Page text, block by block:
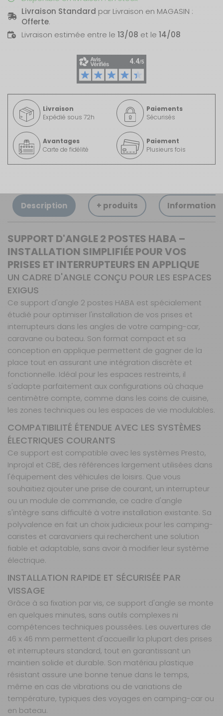
Livraison Standard par Livraison en MAGASIN :
Offerte.
Livraison estimée entre le 13/08 et le 14/08
Livraison
Expédié sous 72h
Paiements
Sécurisés
Avantages
Carte de fidélité
Paiement
Plusieurs fois
Description + produits Informations
SUPPORT D'ANGLE 2 POSTES HABA –
INSTALLATION SIMPLIFIÉE POUR VOS
PRISES ET INTERRUPTEURS EN APPLIQUE
UN CADRE D'ANGLE CONÇU POUR LES ESPACES
EXIGUS
Ce support d'angle 2 postes HABA est spécialement
étudié pour optimiser l'installation de vos prises et
interrupteurs dans les angles de votre camping-car,
caravane ou bateau. Son format compact et sa
conception en applique permettent de gagner de la
place tout en assurant une intégration discrète et
fonctionnelle. Idéal pour les espaces restreints, il
s'adapte parfaitement aux configurations où chaque
centimètre compte, comme dans les coins de cuisine,
les zones techniques ou les espaces de vie modulables.
COMPATIBILITÉ ÉTENDUE AVEC LES SYSTÈMES
ÉLECTRIQUES COURANTS
Ce support est compatible avec les systèmes Presto,
Inprojal et CBE, des références largement utilisées dans
l'équipement des véhicules de loisirs. Que vous
souhaitiez ajouter une prise de courant, un interrupteur
ou un module de commande, ce cadre d'angle
s'intègre sans difficulté à votre installation existante. Sa
polyvalence en fait un choix judicieux pour les camping-
caristes et caravaniers qui recherchent une solution
fiable et adaptable, sans avoir à modifier leur système
électrique.
INSTALLATION RAPIDE ET SÉCURISÉE PAR
VISSAGE
Grâce à sa fixation par vis, ce support d'angle se monte
en quelques minutes, sans outils complexes ni
compétences techniques poussées. Les ouvertures de
46 x 46 mm permettent d'accueillir la plupart des prises
et interrupteurs standard, tout en garantissant un
maintien solide et durable. Son matériau plastique
résistant assure une bonne tenue dans le temps,
même en cas de vibrations ou de variations de
température, typiques des voyages en camping-car ou
en bateau.